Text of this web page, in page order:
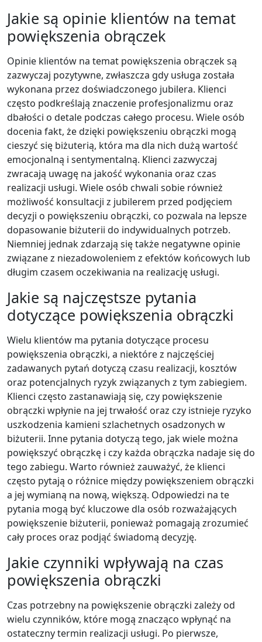
Jakie są opinie klientów na temat
powiększenia obrączek
Opinie klientów na temat powiększenia obrączek są
zazwyczaj pozytywne, zwłaszcza gdy usługa została
wykonana przez doświadczonego jubilera. Klienci
często podkreślają znaczenie profesjonalizmu oraz
dbałości o detale podczas całego procesu. Wiele osób
docenia fakt, że dzięki powiększeniu obrączki mogą
cieszyć się biżuterią, która ma dla nich dużą wartość
emocjonalną i sentymentalną. Klienci zazwyczaj
zwracają uwagę na jakość wykonania oraz czas
realizacji usługi. Wiele osób chwali sobie również
możliwość konsultacji z jubilerem przed podjęciem
decyzji o powiększeniu obrączki, co pozwala na lepsze
dopasowanie biżuterii do indywidualnych potrzeb.
Niemniej jednak zdarzają się także negatywne opinie
związane z niezadowoleniem z efektów końcowych lub
długim czasem oczekiwania na realizację usługi.
Jakie są najczęstsze pytania
dotyczące powiększenia obrączki
Wielu klientów ma pytania dotyczące procesu
powiększenia obrączki, a niektóre z najczęściej
zadawanych pytań dotyczą czasu realizacji, kosztów
oraz potencjalnych ryzyk związanych z tym zabiegiem.
Klienci często zastanawiają się, czy powiększenie
obrączki wpłynie na jej trwałość oraz czy istnieje ryzyko
uszkodzenia kamieni szlachetnych osadzonych w
biżuterii. Inne pytania dotyczą tego, jak wiele można
powiększyć obrączkę i czy każda obrączka nadaje się do
tego zabiegu. Warto również zauważyć, że klienci
często pytają o różnice między powiększeniem obrączki
a jej wymianą na nową, większą. Odpowiedzi na te
pytania mogą być kluczowe dla osób rozważających
powiększenie biżuterii, ponieważ pomagają zrozumieć
cały proces oraz podjąć świadomą decyzję.
Jakie czynniki wpływają na czas
powiększenia obrączki
Czas potrzebny na powiększenie obrączki zależy od
wielu czynników, które mogą znacząco wpłynąć na
ostateczny termin realizacji usługi. Po pierwsze,